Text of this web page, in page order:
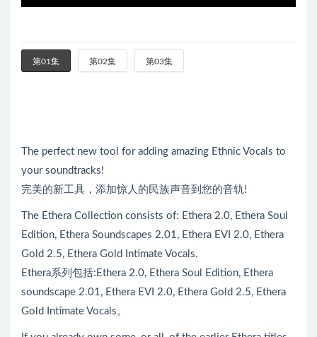
第01集 第02集 第03集
The perfect new tool for adding amazing Ethnic Vocals to
your soundtracks!
完美的新工具，添加惊人的民族声音到您的音轨!
The Ethera Collection consists of: Ethera 2.0, Ethera Soul
Edition, Ethera Soundscapes 2.01, Ethera EVI 2.0, Ethera
Gold 2.5, Ethera Gold Intimate Vocals.
Ethera系列包括:Ethera 2.0, Ethera Soul Edition, Ethera
soundscape 2.01, Ethera EVI 2.0, Ethera Gold 2.5, Ethera
Gold Intimate Vocals。